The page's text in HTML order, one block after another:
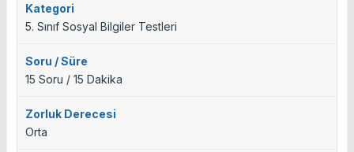
Kategori
5. Sınıf Sosyal Bilgiler Testleri
Soru / Süre
15 Soru / 15 Dakika
Zorluk Derecesi
Orta